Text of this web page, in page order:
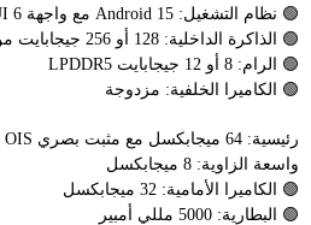
🟢 نظام التشغيل: Android 15 مع واجهة Realme UI 6
🟢 الذاكرة الداخلية: 128 أو 256 جيجابايت من نوع UFS 3.1
🟢 الرام: 8 أو 12 جيجابايت LPDDR5
🟢 الكاميرا الخلفية: مزدوجة
رئيسية: 64 ميجابكسل مع مثبت بصري OIS
واسعة الزاوية: 8 ميجابكسل
🟢 الكاميرا الأمامية: 32 ميجابكسل
🟢 البطارية: 5000 مللي أمبير